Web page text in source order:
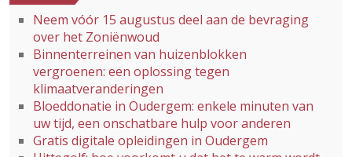
Neem vóór 15 augustus deel aan de bevraging
over het Zoniënwoud
Binnenterreinen van huizenblokken
vergroenen: een oplossing tegen
klimaatveranderingen
Bloeddonatie in Oudergem: enkele minuten van
uw tijd, een onschatbare hulp voor anderen
Gratis digitale opleidingen in Oudergem